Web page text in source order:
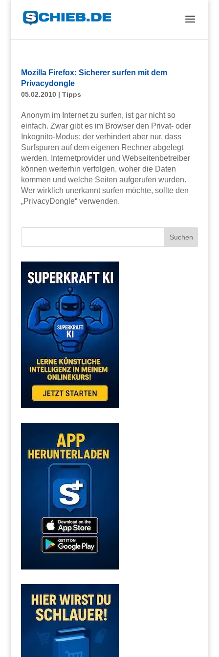
Mozilla Firefox: Sicherer surfen mit dem
Privacydongle
05.02.2010| Tipps
Anonym im Internet zu surfen, ist gar nicht so
einfach. Zwar gibt es im Browser den Privat- oder
Inkognito-Modus; der verhindert aber nur, dass
Surfspuren auf dem eigenen Rechner abgelegt
werden. Internetprovider und Webseitenbetreiber
können weiterhin verfolgen, woher die Daten
kommen und welche Seiten aufgerufen wurden.
Wer wirklich unerkannt surfen möchte, sollte den
„PrivacyDongle“ verwenden.